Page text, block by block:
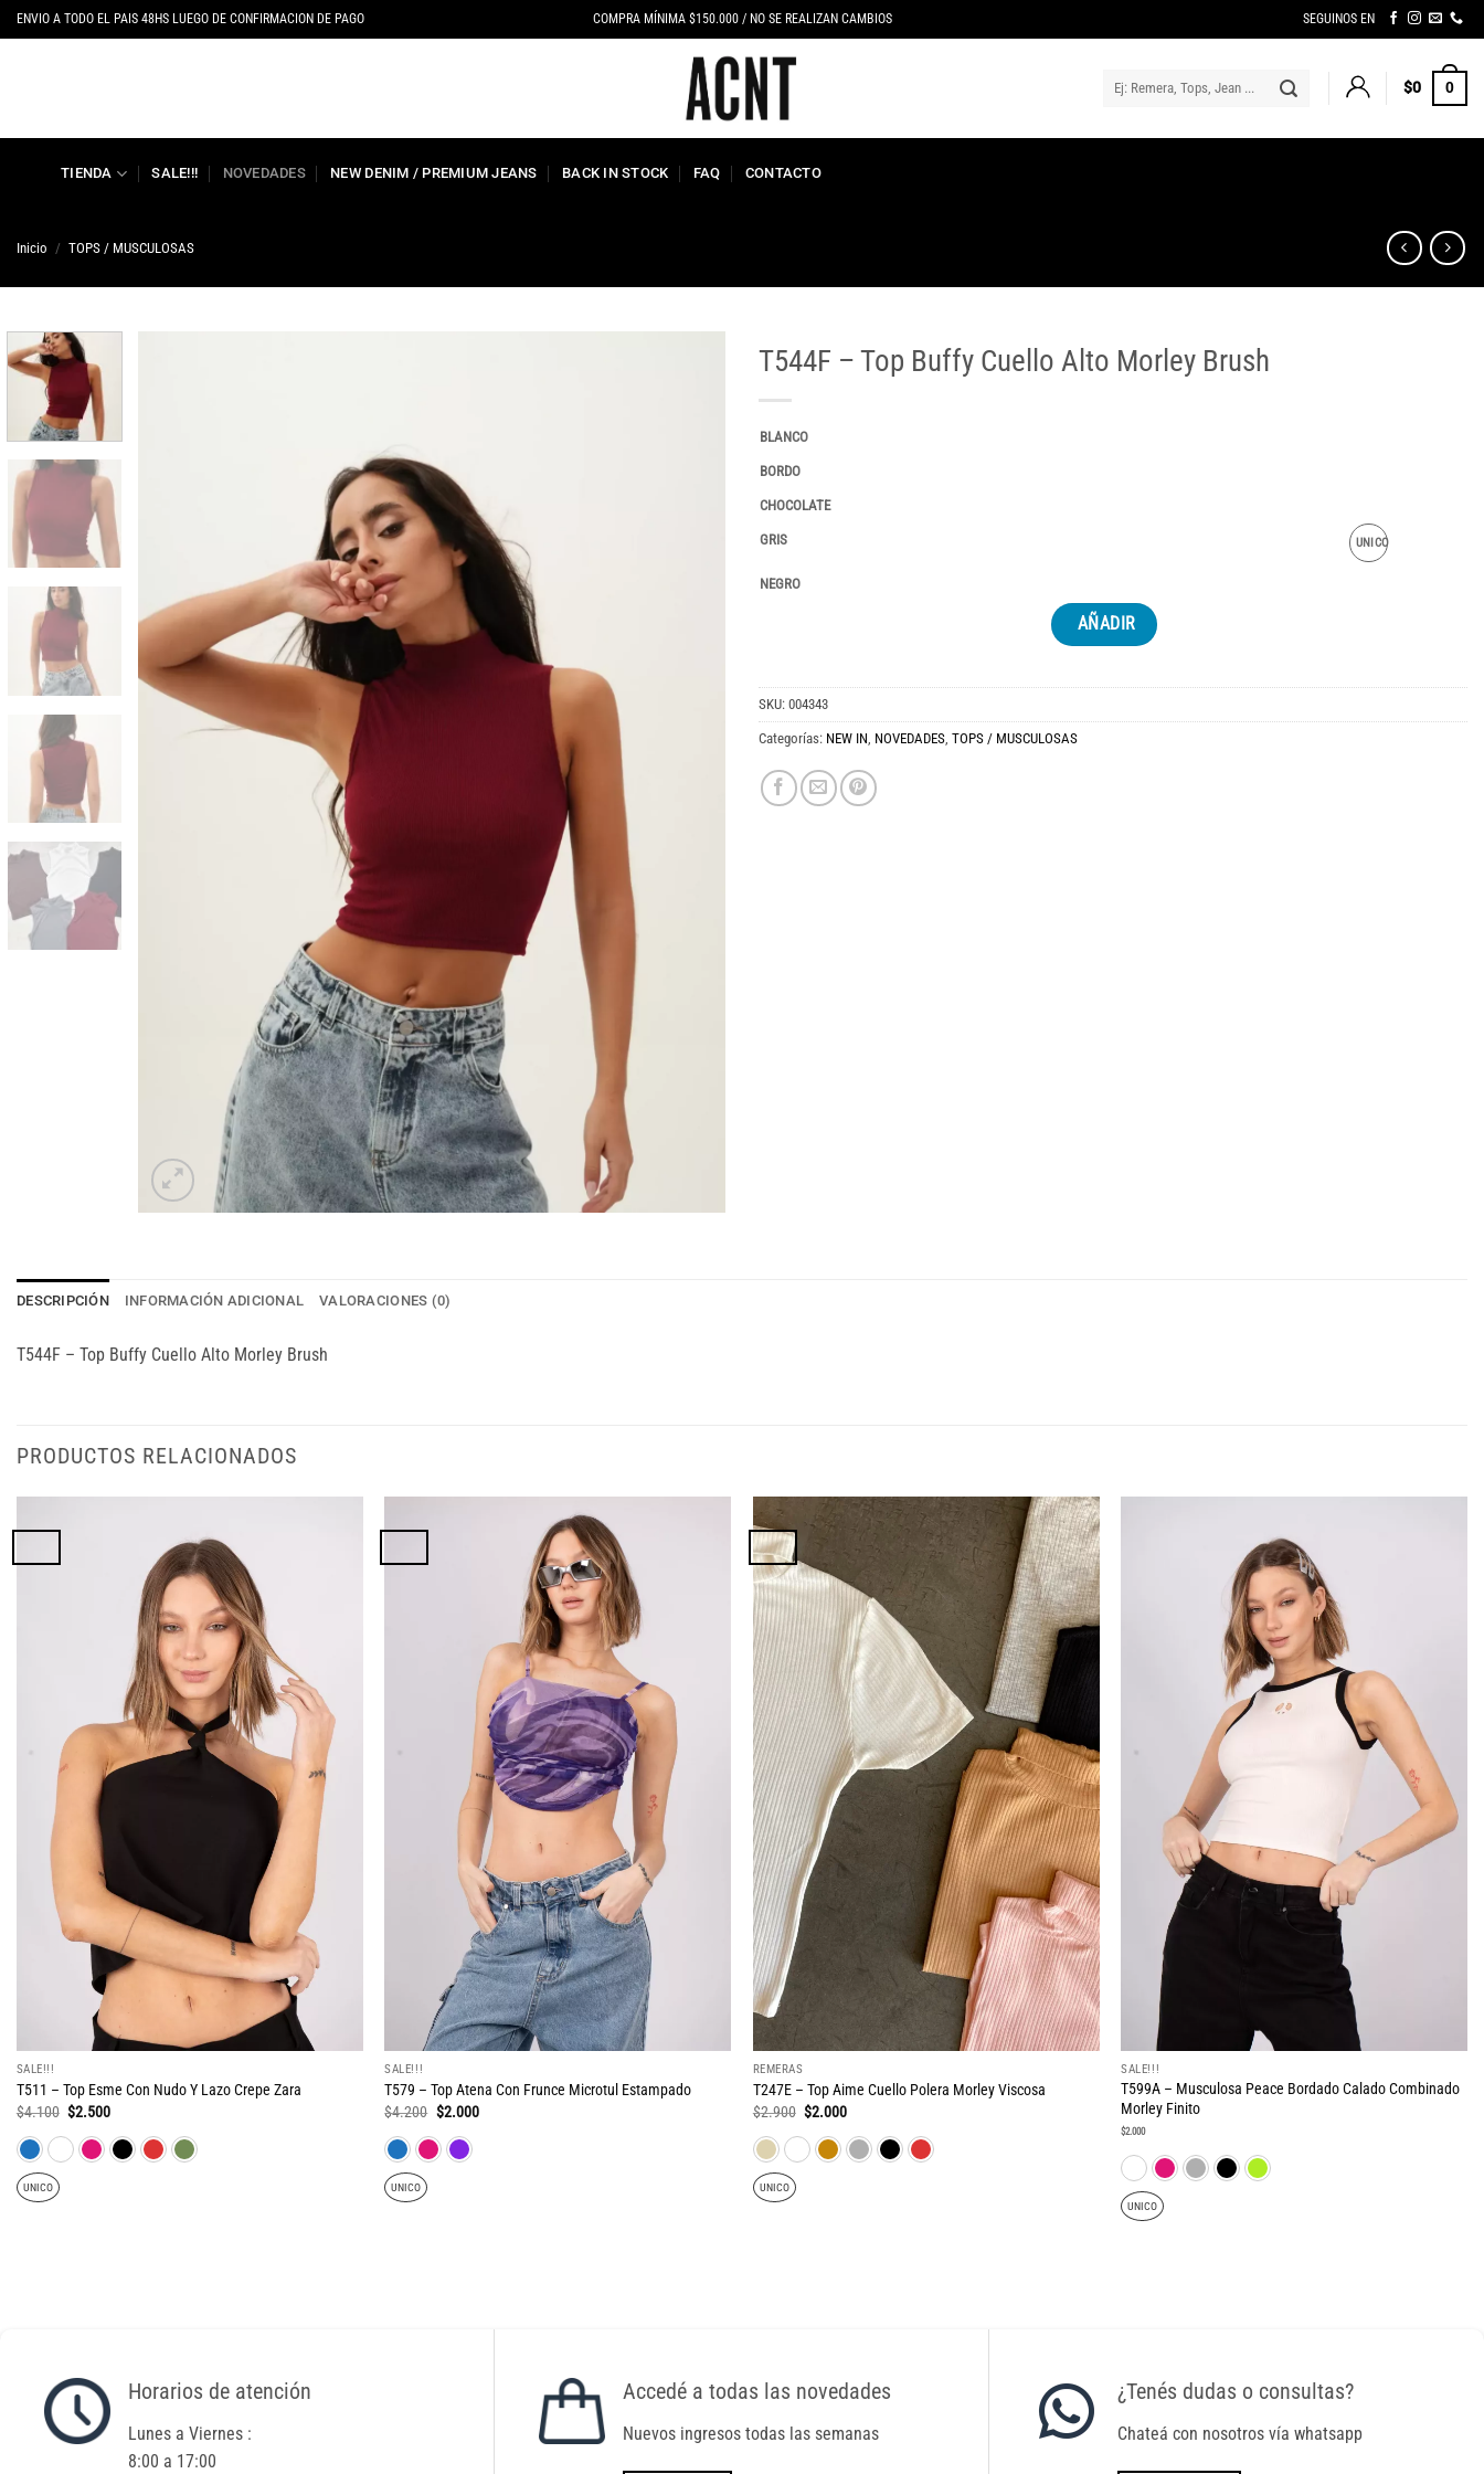
Saltar
al
ENVIO A TODO EL PAIS 48HS LUEGO DE CONFIRMACION DE PAGO COMPRA MÍNIMA $150.000 / NO SE REALIZAN CAMBIOS SEGUINOS EN
Buscar
por:
$0 0
TIENDA SALE!!! NOVEDADES NEW DENIM / PREMIUM JEANS BACK IN STOCK FAQ CONTACTO
Inicio / TOPS / MUSCULOSAS
T544F – Top Buffy Cuello Alto Morley Brush
BLANCO
BORDO
CHOCOLATE
GRIS UNICO
NEGRO
AÑADIR
SKU: 004343
Categorías: NEW IN NOVEDADES TOPS / MUSCULOSAS
DESCRIPCIÓN INFORMACIÓN ADICIONAL VALORACIONES (0)
T544F – Top Buffy Cuello Alto Morley Brush
PRODUCTOS RELACIONADOS
SALE!!!
T511 – Top Esme Con Nudo Y Lazo Crepe Zara
$4.100 El
original
era:
$2.500El
actual
es:
UNICO
SALE!!!
T579 – Top Atena Con Frunce Microtul Estampado
$4.200 El
original
era:
$2.000El
UNICO
REMERAS
T247E – Top Aime Cuello Polera Morley Viscosa
$2.900 El
original
era:
$2.000El
actual
es:
UNICO
SALE!!!
T599A – Musculosa Peace Bordado Calado Combinado
Morley Finito
$2.000
UNICO
Horarios de atención
Lunes a Viernes :
8:00 a 17:00
Accedé a todas las novedades
Nuevos ingresos todas las semanas
¿Tenés dudas o consultas?
Chateá con nosotros vía whatsapp